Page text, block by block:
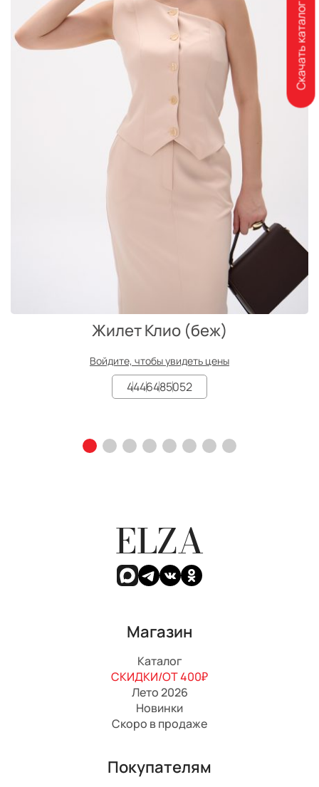
Жилет Клио (беж)
Войдите, чтобы увидеть цены
4446485052
ELZA
Магазин
Каталог
СКИДКИ/ОТ 400₽
Лето 2026
Новинки
Скоро в продаже
Покупателям
Скачать каталог